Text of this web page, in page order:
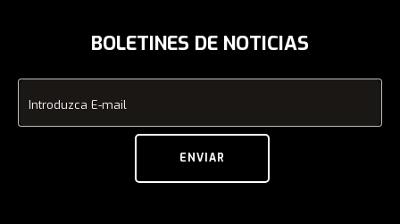
BOLETINES DE NOTICIAS
Introduzca E-mail
ENVIAR